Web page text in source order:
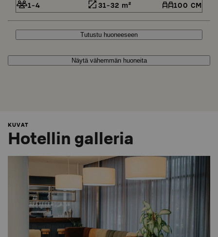
1-4 31-32 m² 100 CM
Tutustu huoneeseen
Näytä vähemmän huoneita
KUVAT
Hotellin galleria